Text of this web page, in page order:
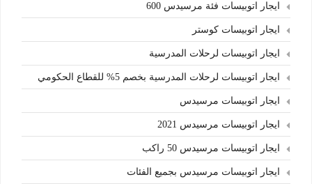
ايجار اتوبيسات فئة مرسيدس 600
ايجار اتوبيسات كوستر
ايجار اتوبيسات لرحلات المدرسية
ايجار اتوبيسات لرحلات المدرسية بخصم 5% للقطاع الحكومي
ايجار اتوبيسات مرسيدس
ايجار اتوبيسات مرسيدس 2021
ايجار اتوبيسات مرسيدس 50 راكب
ايجار اتوبيسات مرسيدس بجميع الفئات